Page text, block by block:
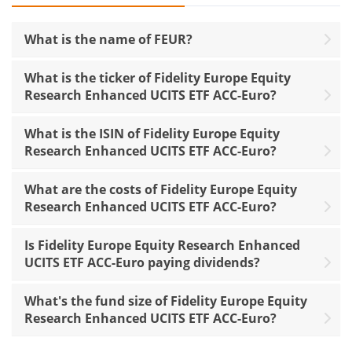
What is the name of FEUR?
What is the ticker of Fidelity Europe Equity
Research Enhanced UCITS ETF ACC-Euro?
What is the ISIN of Fidelity Europe Equity
Research Enhanced UCITS ETF ACC-Euro?
What are the costs of Fidelity Europe Equity
Research Enhanced UCITS ETF ACC-Euro?
Is Fidelity Europe Equity Research Enhanced
UCITS ETF ACC-Euro paying dividends?
What's the fund size of Fidelity Europe Equity
Research Enhanced UCITS ETF ACC-Euro?